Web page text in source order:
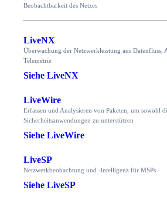
Beobachtbarkeit des Netzes
LiveNX
Überwachung der Netzwerkleistung aus Datenfluss,
Telemetrie
Siehe LiveNX
LiveWire
Erfassen und Analysieren von Paketen, um sowohl
Sicherheitsanwendungen zu unterstützen
Siehe LiveWire
LiveSP
Netzwerkbeobachtung und -intelligenz für MSPs
Siehe LiveSP